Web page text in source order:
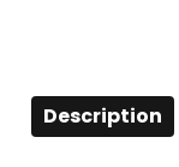
Description